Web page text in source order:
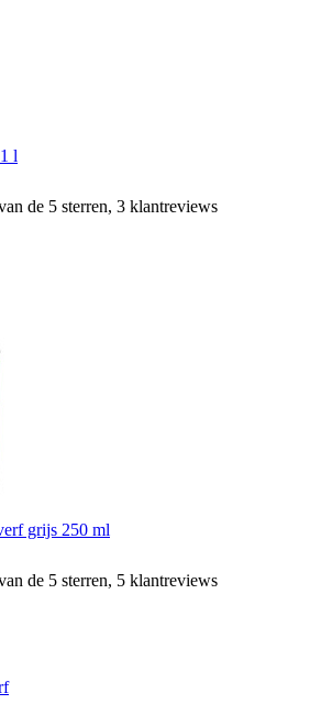
l
de 5 sterren, 3 klantreviews
grijs 250 ml
de 5 sterren, 5 klantreviews